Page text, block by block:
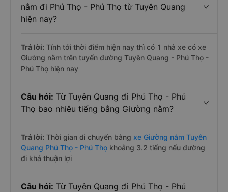
nằm đi Phú Thọ - Phú Thọ từ Tuyên Quang
hiện nay?
Trả lời: Tính tới thời điểm hiện nay thì có 1 nhà xe có xe
Giường nằm trên tuyến đường Tuyên Quang - Phú Thọ -
Phú Thọ hiện nay
Câu hỏi: Từ Tuyên Quang đi Phú Thọ - Phú
Thọ bao nhiêu tiếng bằng Giường nằm?
Trả lời: Thời gian di chuyển bằng xe Giường nằm Tuyên
Quang Phú Thọ - Phú Thọ khoảng 3.2 tiếng nếu đường
đi khá thuận lợi
Câu hỏi: Từ Tuyên Quang đi Phú Thọ - Phú